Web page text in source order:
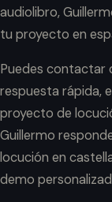
audiolibro,
tu proyecto en
Puedes contactar
respuesta rápida,
proyecto de
Guillermo
locución en
demo